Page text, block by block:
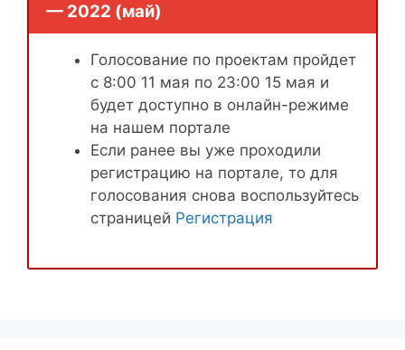
— 2022 (май)
Голосование по проектам пройдет
с 8:00 11 мая по 23:00 15 мая и
будет доступно в онлайн-режиме
на нашем портале
Если ранее вы уже проходили
регистрацию на портале, то для
голосования снова воспользуйтесь
страницей Регистрация